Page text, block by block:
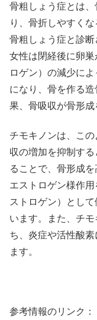
骨粗しょう症とは
り、骨折しやすく
骨粗しょう症と診断
女性は閉経後に卵
ロゲン）の減少に
になり、骨を作る
果、骨吸収が骨形成
チモキノンは、こ
収の増加を抑制す
ることで、骨形成
エストロゲン様作
ストロゲン）とし
います。また、チ
ち、炎症や活性酸
ます。
参考情報のリンク：